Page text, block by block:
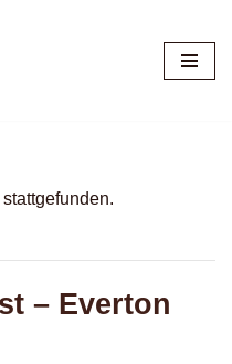
– Everton